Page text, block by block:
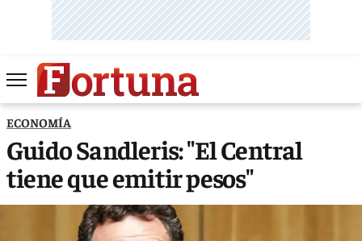
ECONOMÍA
Guido Sandleris: "El Central
tiene que emitir pesos"